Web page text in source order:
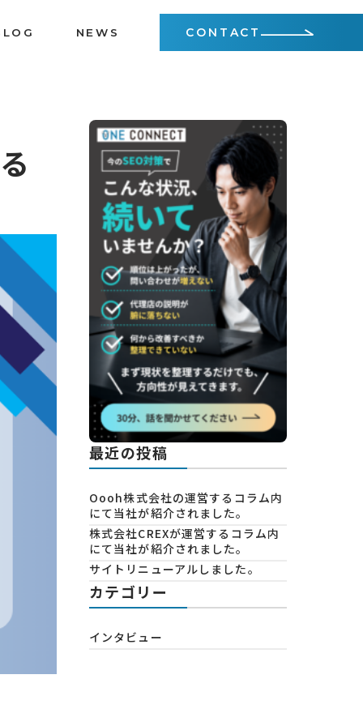
NEWS CONTACT
最近の投稿
Oooh株式会社の運営するコラム内
にて当社が紹介されました。
株式会社CREXが運営するコラム内
にて当社が紹介されました。
サイトリニューアルしました。
カテゴリー
インタビュー